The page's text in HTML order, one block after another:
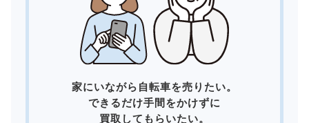
家にいながら自転車を売りたい。
できるだけ手間をかけずに
買取してもらいたい。